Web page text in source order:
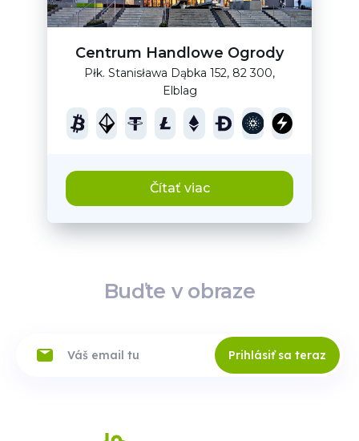
Centrum Handlowe Ogrody
Płk. Stanisława Dąbka 152, 82 300,
Elblag
Čítať viac
Buďte v obraze
Prihlásiť sa teraz